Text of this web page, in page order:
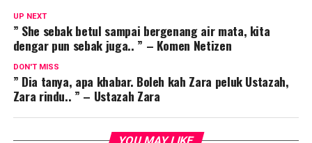
UP NEXT
” She sebak betul sampai bergenang air mata, kita
dengar pun sebak juga.. ” – Komen Netizen
DON'T MISS
” Dia tanya, apa khabar. Boleh kah Zara peluk Ustazah,
Zara rindu.. ” – Ustazah Zara